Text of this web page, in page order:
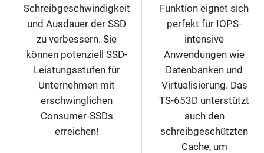
Schreibgeschwindigkeit
und Ausdauer der SSD
zu verbessern. Sie
können potenziell SSD-
Leistungsstufen für
Unternehmen mit
erschwinglichen
Consumer-SSDs
erreichen!
Funktion eignet sich
perfekt für IOPS-
intensive
Anwendungen wie
Datenbanken und
Virtualisierung. Das
TS-653D unterstützt
auch den
schreibgeschützten
Cache, um